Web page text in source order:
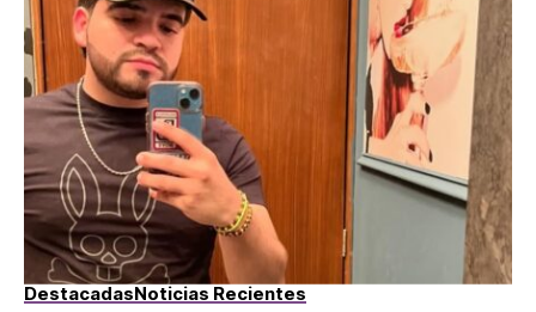
DestacadasNoticias Recientes